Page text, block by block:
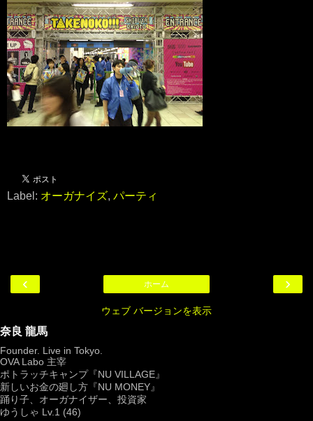
Label: オーガナイズ, パーティ
‹ ›
ホーム
ウェブ バージョンを表示
奈良 龍馬
Founder. Live in Tokyo.
OVA Labo 主宰
ポトラッチキャンプ『NU VILLAGE』
新しいお金の廻し方『NU MONEY』
踊り子、オーガナイザー、投資家
ゆうしゃ Lv.1 (46)